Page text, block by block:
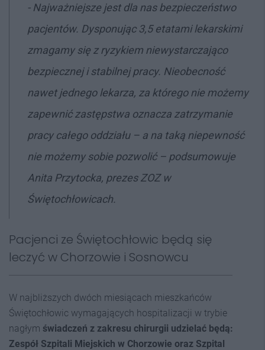
- Najważniejsze jest dla nas bezpieczeństwo
pacjentów. Dysponując 3,5 etatami lekarskimi
zmagamy się z ryzykiem niewystarczająco
bezpiecznej i stabilnej pracy. Nieobecność
nawet jednego lekarza, za którego nie możemy
zapewnić zastępstwa oznacza zatrzymanie
pracy całego oddziału – a na taką niepewność
nie możemy sobie pozwolić – podsumowuje
Anita Przytocka, prezes ZOZ w
Świętochłowicach.
Pacjenci ze Świętochłowic będą się
leczyć w Chorzowie i Sosnowcu
W najbliższych dwóch miesiącach mieszkańców
Świętochłowic wymagających hospitalizacji w trybie
nagłym świadczeń z zakresu chirurgii udzielać będą:
Zespół Szpitali Miejskich w Chorzowie oraz Szpital